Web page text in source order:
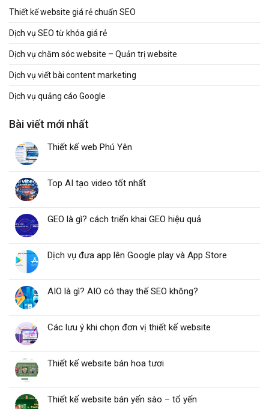
Thiết kế website giá rẻ chuẩn SEO
Dịch vụ SEO từ khóa giá rẻ
Dịch vụ chăm sóc website – Quản trị website
Dịch vụ viết bài content marketing
Dịch vụ quảng cáo Google
Bài viết mới nhất
Thiết kế web Phú Yên
Top AI tạo video tốt nhất
GEO là gì? cách triển khai GEO hiệu quả
Dịch vụ đưa app lên Google play và App Store
AIO là gì? AIO có thay thế SEO không?
Các lưu ý khi chọn đơn vị thiết kế website
Thiết kế website bán hoa tươi
Thiết kế website bán yến sào – tổ yến